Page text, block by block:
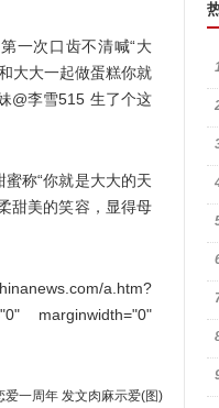
一次口齿不清喊“大
大大一起做蛋糕你就
@李雪515 生了个这
称“你就是大大的天
甜美的笑容，显得母
a.htm?
marginwidth="0"
爱一周年 发文肉麻示爱(图)